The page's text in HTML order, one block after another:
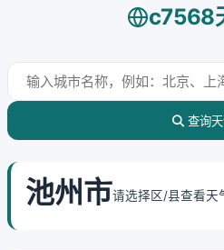
c7568
查询天
池州市请选择区/县查看天